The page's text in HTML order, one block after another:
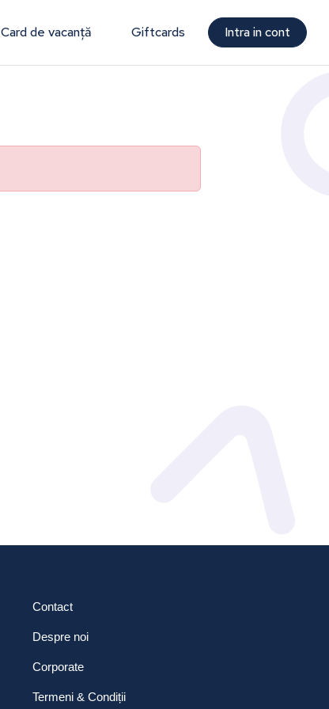
Card de vacanță Giftcards Intra in cont
Contact
Despre noi
Corporate
Termeni & Condiții